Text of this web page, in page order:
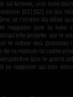
sa femme, une lune
[01] [02], ce qui
et l’ombre du désir
rappeler que la lune
qu’elle projette sur le
le retour des pulsions
de la maison la cadre
que le grand
se rappeler au bon